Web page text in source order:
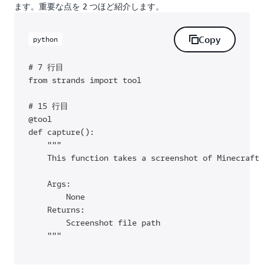
ます。重要な点を 2 つほど紹介します。
python Copy
# 7 行目
from strands import tool
# 15 行目
@tool
def capture():
    """
This function takes a screenshot of
    Args:
        None
    Returns:
        Screenshot file path
    """